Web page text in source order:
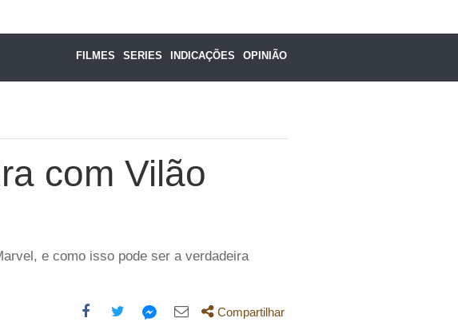
FILMES SERIES INDICAÇÕES OPINIÃO
com Vilão
e como isso pode ser a verdadeira
Compartilhar